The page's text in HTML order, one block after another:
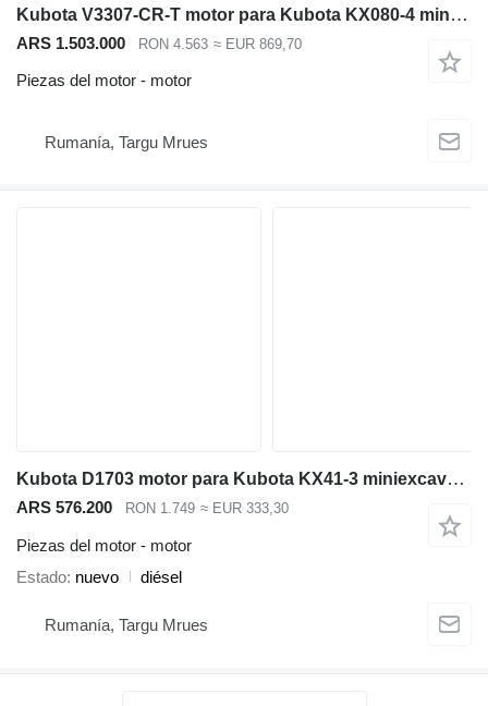
Kubota V3307-CR-T motor para Kubota KX080-4 miniexcavadora
ARS 1.503.000 RON 4.563 ≈ EUR 869,70
Piezas del motor - motor
Rumanía, Targu Mrues
Kubota D1703 motor para Kubota KX41-3 miniexcavadora
ARS 576.200 RON 1.749 ≈ EUR 333,30
Piezas del motor - motor
Estado nuevo diésel
Rumanía, Targu Mrues